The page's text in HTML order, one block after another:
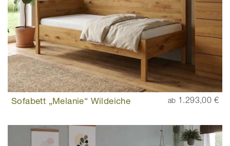
Sofabett „Melanie“ Wildeiche ab 1.293,00 €